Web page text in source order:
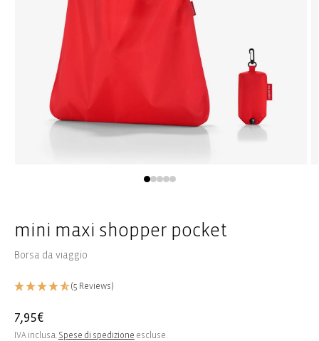
finestra
mini maxi shopper pocket
Borsa da viaggio
(5 Reviews)
Prezzo
di
7,95€
IVA inclusa. Spese di spedizione escluse.